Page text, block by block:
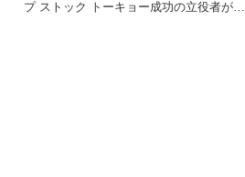
プ ストック トーキョー成功の立役者が語